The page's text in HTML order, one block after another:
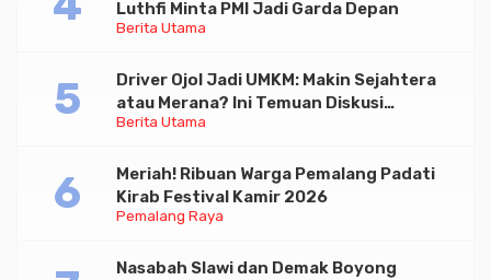
Berita Utama
Luthfi Minta PMI Jadi Garda Depan
Berita Utama
Driver Ojol Jadi UMKM: Makin Sejahtera
atau Merana? Ini Temuan Diskusi
Paramadina
Pemalang Raya
Meriah! Ribuan Warga Pemalang Padati
Kirab Festival Kamir 2026
Nasabah Slawi dan Demak Boyong